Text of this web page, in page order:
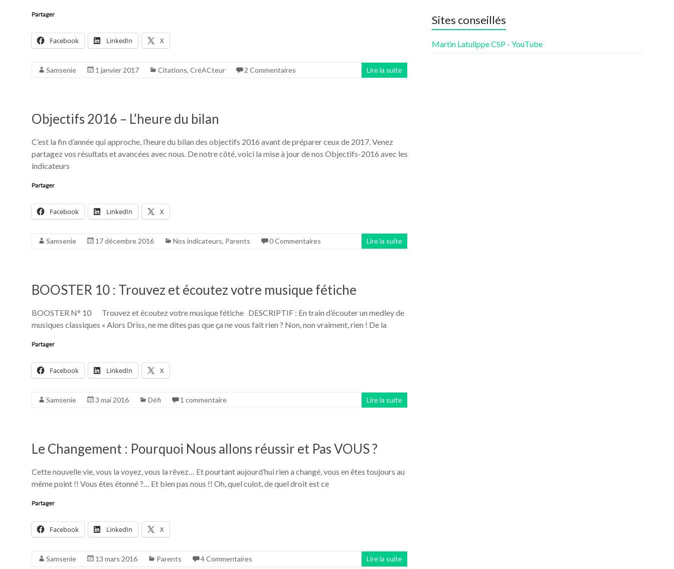
Partager
Facebook LinkedIn X
Samsenie 1 janvier 2017 Citations, CréACteur 2 Commentaires Lire la suite
Objectifs 2016 – L’heure du bilan
C’est la fin d’année qui approche, l’heure du bilan des objectifs 2016 avant de préparer ceux de 2017. Venez
partagez vos résultats et avancées avec nous. De notre côté, voici la mise à jour de nos Objectifs-2016 avec les
indicateurs
Partager
Facebook LinkedIn X
Samsenie 17 décembre 2016 Nos indicateurs, Parents 0 Commentaires Lire la suite
BOOSTER 10 : Trouvez et écoutez votre musique fétiche
BOOSTER N° 10 Trouvez et écoutez votre musique fétiche DESCRIPTIF : En train d’écouter un medley de
musiques classiques « Alors Driss, ne me dites pas que ça ne vous fait rien ? Non, non vraiment, rien ! De la
Partager
Facebook LinkedIn X
Samsenie 3 mai 2016 Défi 1 commentaire Lire la suite
Le Changement : Pourquoi Nous allons réussir et Pas VOUS ?
Cette nouvelle vie, vous la voyez, vous la rêvez… Et pourtant aujourd’hui rien a changé, vous en êtes toujours au
même point !! Vous êtes étonné ?… Et bien pas nous !! Oh, quel culot, de quel droit est ce
Partager
Facebook LinkedIn X
Samsenie 13 mars 2016 Parents 4 Commentaires Lire la suite
aventuresdenotrevie
sur
Samsenie
sur
samsenie
sur
Sites conseillés
Martin Latulippe CSP - YouTube